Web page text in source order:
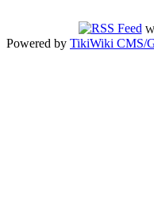
Powered by TikiWiki CMS/